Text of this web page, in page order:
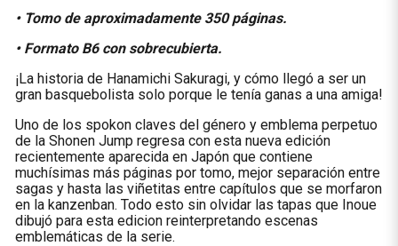
• Tomo de aproximadamente 350 páginas.
• Formato B6 con sobrecubierta.
¡La historia de Hanamichi Sakuragi, y cómo llegó a ser un
gran basquebolista solo porque le tenía ganas a una amiga!
Uno de los spokon claves del género y emblema perpetuo
de la Shonen Jump regresa con esta nueva edición
recientemente aparecida en Japón que contiene
muchísimas más páginas por tomo, mejor separación entre
sagas y hasta las viñetitas entre capítulos que se morfaron
en la kanzenban. Todo esto sin olvidar las tapas que Inoue
dibujó para esta edicion reinterpretando escenas
emblemáticas de la serie.